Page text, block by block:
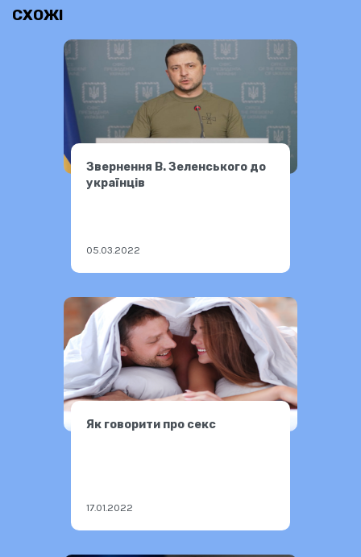
СХОЖІ
Звернення В. Зеленського до
українців
05.03.2022
Як говорити про секс
17.01.2022